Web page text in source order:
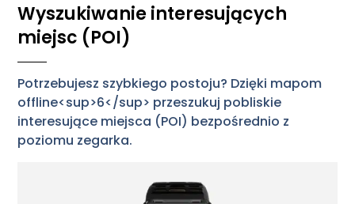
Wyszukiwanie interesujących
miejsc (POI)
Potrzebujesz szybkiego postoju? Dzięki mapom
offline<sup>6</sup> przeszukuj pobliskie
interesujące miejsca (POI) bezpośrednio z
poziomu zegarka.